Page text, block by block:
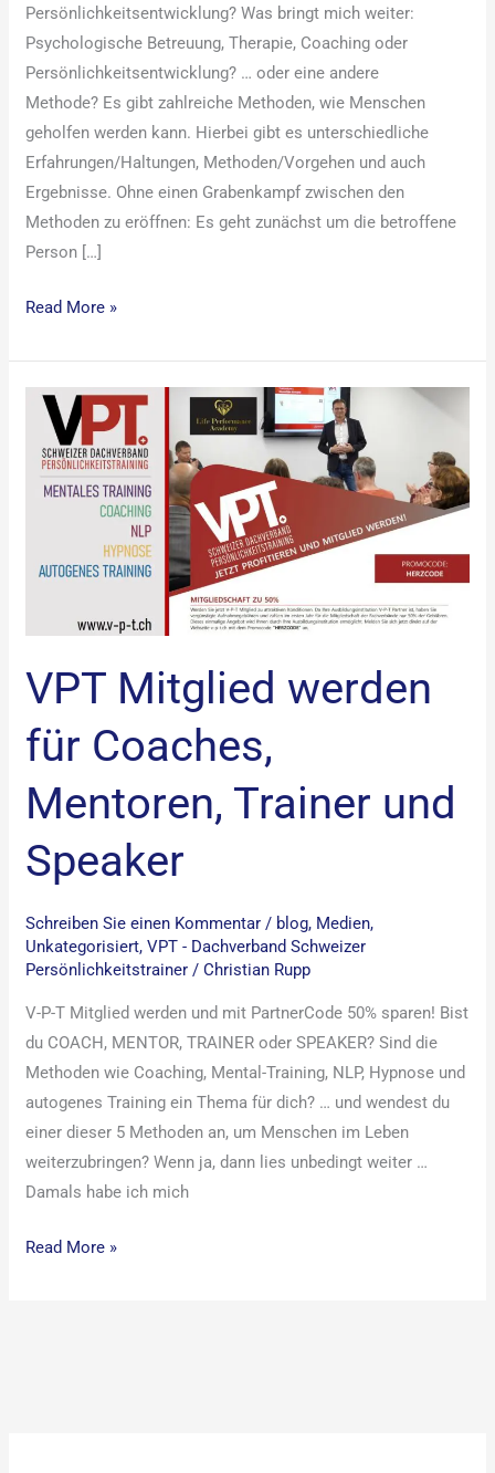
Persönlichkeitsentwicklung? Was bringt mich weiter:
Psychologische Betreuung, Therapie, Coaching oder
Persönlichkeitsentwicklung? … oder eine andere
Methode? Es gibt zahlreiche Methoden, wie Menschen
geholfen werden kann. Hierbei gibt es unterschiedliche
Erfahrungen/Haltungen, Methoden/Vorgehen und auch
Ergebnisse. Ohne einen Grabenkampf zwischen den
Methoden zu eröffnen: Es geht zunächst um die betroffene
Person […]
Read More »
VPT Mitglied werden
für Coaches,
Mentoren, Trainer und
Speaker
Schreiben Sie einen Kommentar / blog, Medien,
Unkategorisiert,VPT - Dachverband Schweizer
Persönlichkeitstrainer /Christian Rupp
V-P-T Mitglied werden und mit PartnerCode 50% sparen! Bist
du COACH, MENTOR, TRAINER oder SPEAKER? Sind die
Methoden wie Coaching, Mental-Training, NLP, Hypnose und
autogenes Training ein Thema für dich? … und wendest du
einer dieser 5 Methoden an, um Menschen im Leben
weiterzubringen? Wenn ja, dann lies unbedingt weiter …
Damals habe ich mich
VPT
Mitglied
werden
für
Trainer
Speaker
Read More »